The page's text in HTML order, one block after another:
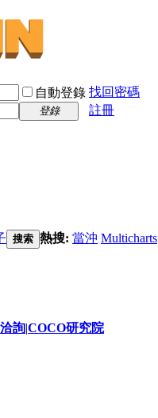
自動登錄 找回密碼
登錄
註冊
搜索 熱搜: 當沖 Multicharts
詢|COCO研究院